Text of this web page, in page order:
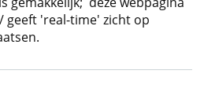
'real-time' zicht op